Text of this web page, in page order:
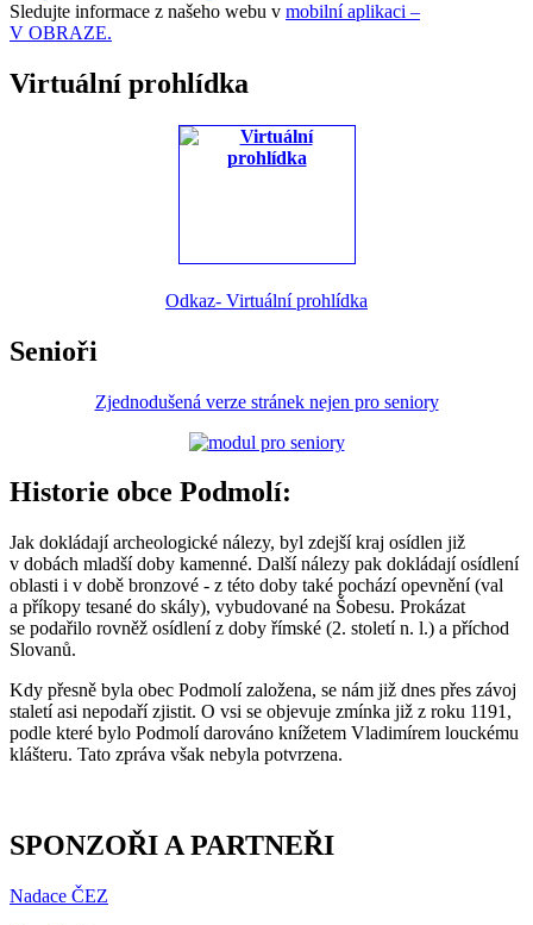
Sledujte informace z našeho webu v mobilní aplikaci –
V OBRAZE.
Virtuální prohlídka
Odkaz- Virtuální prohlídka
Senioři
Zjednodušená verze stránek nejen pro seniory
Historie obce Podmolí:
Jak dokládají archeologické nálezy, byl zdejší kraj osídlen již
v dobách mladší doby kamenné. Další nálezy pak dokládají osídlení
oblasti i v době bronzové - z této doby také pochází opevnění (val
a příkopy tesané do skály), vybudované na Šobesu. Prokázat
se podařilo rovněž osídlení z doby římské (2. století n. l.) a příchod
Slovanů.
Kdy přesně byla obec Podmolí založena, se nám již dnes přes závoj
staletí asi nepodaří zjistit. O vsi se objevuje zmínka již z roku 1191,
podle které bylo Podmolí darováno knížetem Vladimírem louckému
klášteru. Tato zpráva však nebyla potvrzena.
SPONZOŘI A PARTNEŘI
Nadace ČEZ